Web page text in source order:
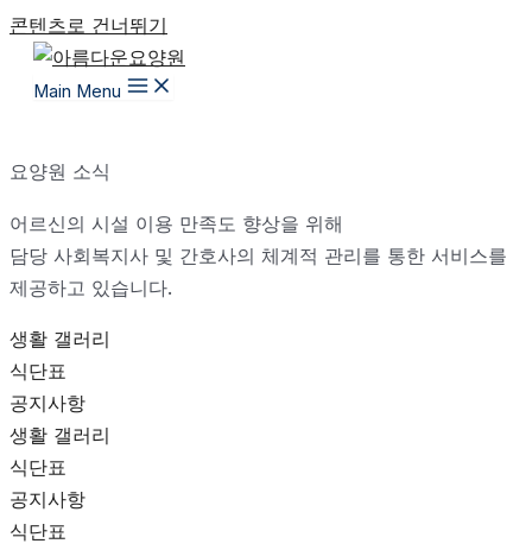
콘텐츠로 건너뛰기
Main Menu
요양원 소식
어르신의 시설 이용 만족도 향상을 위해
담당 사회복지사 및 간호사의 체계적 관리를 통한 서비스를
제공하고 있습니다.
생활 갤러리
식단표
공지사항
생활 갤러리
식단표
공지사항
식단표